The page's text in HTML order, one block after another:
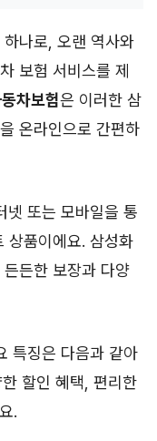
나로, 오랜 역사와
보험 서비스를 제
차보험은 이러한 삼
온라인으로 간편하
넷 또는 모바일을 통
상품이에요. 삼성화
든한 보장과 다양
특징은 다음과 같아
할인 혜택, 편리한
.